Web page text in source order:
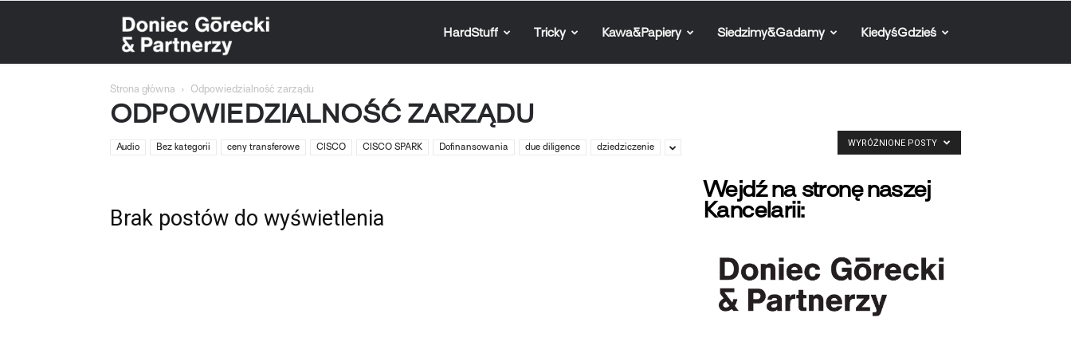
Górecki
Partnerzy
HardStuff Tricky Kawa&Papiery Siedzimy&Gadamy KiedyśGdzieś
Strona główna Odpowiedzialność zarządu
ODPOWIEDZIALNOŚĆ ZARZĄDU
Audio Bez kategorii ceny transferowe CISCO CISCO SPARK Dofinansowania due diligence dziedziczenie WYRÓŻNIONE POSTY
Brak postów do wyświetlenia
Wejdź na stronę naszej
Kancelarii: